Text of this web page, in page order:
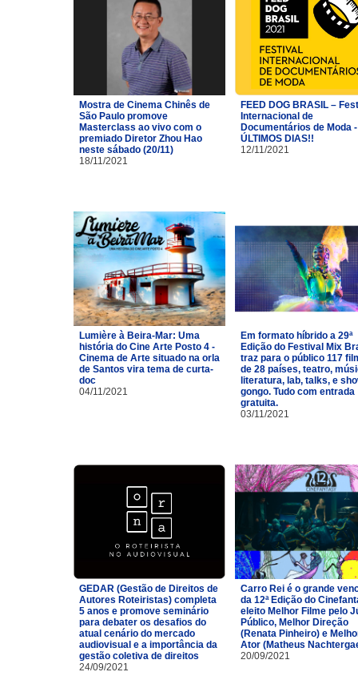
Mostra de Cinema Chinês de
São Paulo promove
Masterclass ao vivo com o
premiado Diretor Zhou Hao
neste sábado (20/11)
18/11/2021
FEED DOG BRASIL –
Internacional de
Documentários de Moda -
ÚLTIMOS DIAS!!
12/11/2021
Lumière à Beira-Mar: Uma
história do Cine Arte Posto 4 -
Cinema de Arte situado na orla
de Santos vira tema de curta-
doc
04/11/2021
Em formato híbrido a 29ª
Edição do Festival Mix
traz para o público 117
de 28 países, teatro,
literatura, lab, talks, e
gongo. Tudo com entrada
gratuita.
03/11/2021
GEDAR (Gestão de Direitos de
Autores Roteiristas) completa
5 anos e promove seminário
para debater os desafios do
atual cenário do mercado
audiovisual e a importância da
gestão coletiva de direitos
24/09/2021
Carro Rei é o grande
da 12ª Edição do
eleito Melhor Filme pelo
Público, Melhor Direção
(Renata Pinheiro) e
Ator (Matheus
20/09/2021